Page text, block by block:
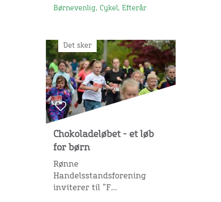
Børnevenlig, Cykel, Efterår
Det sker
Chokoladeløbet - et løb
for børn
Rønne
Handelsstandsforening
inviterer til ”F...